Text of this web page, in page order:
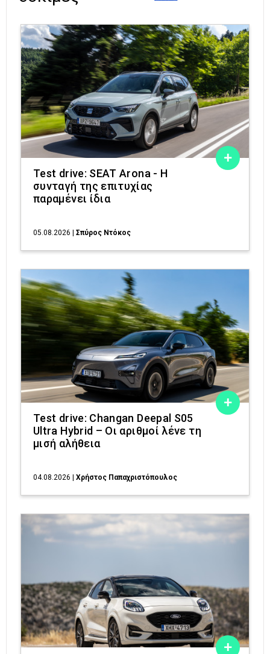
Test drive: SEAT Arona - Η
συνταγή της επιτυχίας
παραμένει ίδια
05.08.2026 Σπύρος Ντόκος
Test drive: Changan Deepal S05
Ultra Hybrid – Οι αριθμοί λένε τη
μισή αλήθεια
04.08.2026 Χρήστος Παπαχριστόπουλος